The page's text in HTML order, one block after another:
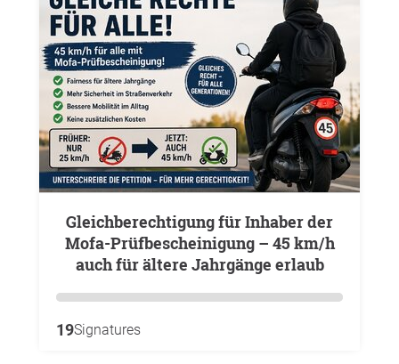
Gleichberechtigung für Inhaber der
Mofa-Prüfbescheinigung – 45 km/h
auch für ältere Jahrgänge erlaub
19Signatures